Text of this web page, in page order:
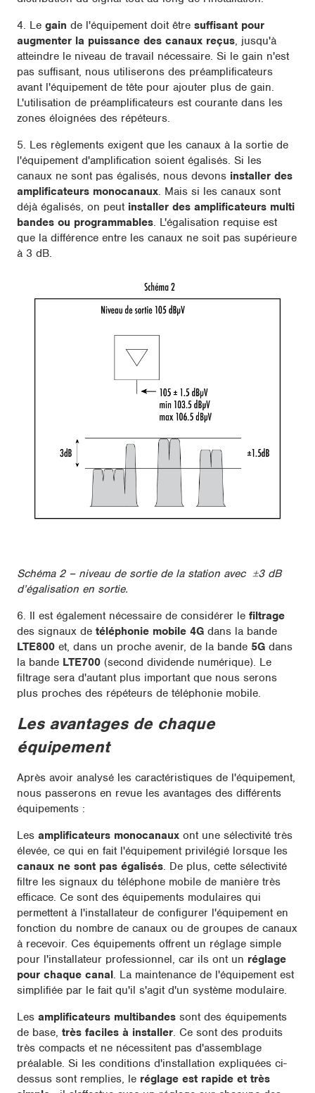
4. Le gain de l'équipement doit être suffisant pour
augmenter la puissance des canaux reçus, jusqu'à
atteindre le niveau de travail nécessaire. Si le gain n'est
pas suffisant, nous utiliserons des préamplificateurs
avant l'équipement de tête pour ajouter plus de gain.
L'utilisation de préamplificateurs est courante dans les
zones éloignées des répéteurs.
5. Les règlements exigent que les canaux à la sortie de
l'équipement d'amplification soient égalisés. Si les
canaux ne sont pas égalisés, nous devons installer des
amplificateurs monocanaux. Mais si les canaux sont
déjà égalisés, on peut installer des amplificateurs multi
bandes ou programmables. L'égalisation requise est
que la différence entre les canaux ne soit pas supérieure
à 3 dB.
Schéma 2 – niveau de sortie de la station avec ±3 dB
d’égalisation en sortie.
6. Il est également nécessaire de considérer le filtrage
des signaux de téléphonie mobile 4G dans la bande
LTE800 et, dans un proche avenir, de la bande 5G dans
la bande LTE700 (second dividende numérique). Le
filtrage sera d'autant plus important que nous serons
plus proches des répéteurs de téléphonie mobile.
Les avantages de chaque
équipement
Après avoir analysé les caractéristiques de l'équipement,
nous passerons en revue les avantages des différents
équipements :
Les amplificateurs monocanaux ont une sélectivité très
élevée, ce qui en fait l'équipement privilégié lorsque les
canaux ne sont pas égalisés. De plus, cette sélectivité
filtre les signaux du téléphone mobile de manière très
efficace. Ce sont des équipements modulaires qui
permettent à l'installateur de configurer l'équipement en
fonction du nombre de canaux ou de groupes de canaux
à recevoir. Ces équipements offrent un réglage simple
pour l'installateur professionnel, car ils ont un réglage
pour chaque canal. La maintenance de l'équipement est
simplifiée par le fait qu'il s'agit d'un système modulaire.
Les amplificateurs multibandes sont des équipements
de base, très faciles à installer. Ce sont des produits
très compacts et ne nécessitent pas d'assemblage
préalable. Si les conditions d'installation expliquées ci-
dessus sont remplies, le réglage est rapide et très